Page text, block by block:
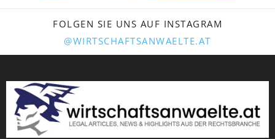
FOLGEN SIE UNS AUF INSTAGRAM
@WIRTSCHAFTSANWAELTE.AT